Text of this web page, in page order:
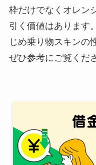
枠だけでなくオレン
引く価値はあります
じめ乗り物スキンの
ぜひ参考にご覧くだ